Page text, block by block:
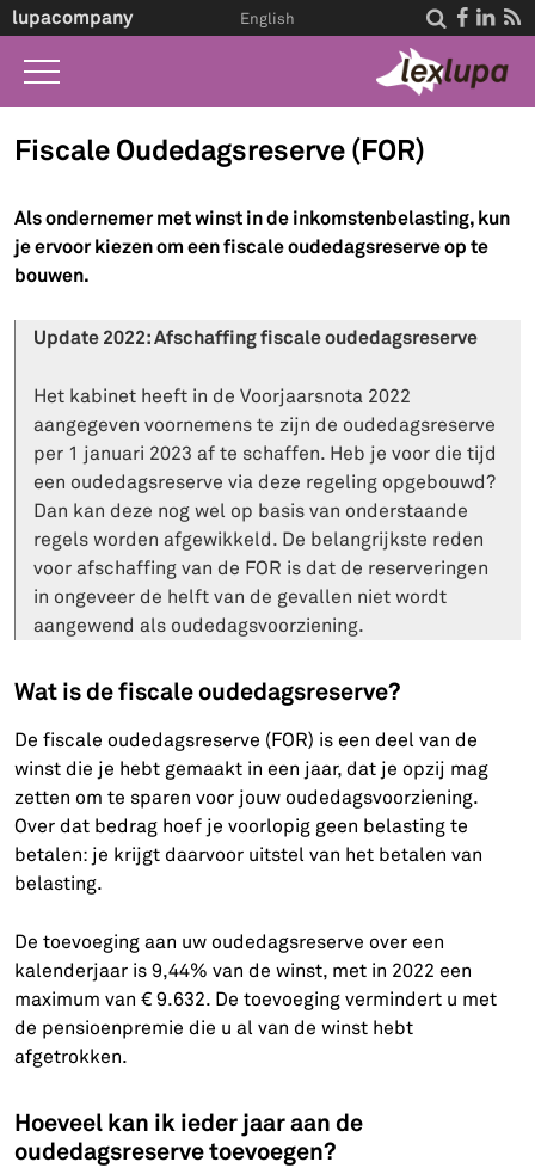
lupacompany    
English
Wet A-Z
Over ons
Fiscale Oudedagsreserve (FOR)
Als ondernemer met winst in de inkomstenbelasting, kun
je ervoor kiezen om een fiscale oudedagsreserve op te
bouwen.
Update 2022: Afschaffing fiscale oudedagsreserve
Het kabinet heeft in de Voorjaarsnota 2022
aangegeven voornemens te zijn de oudedagsreserve
per 1 januari 2023 af te schaffen. Heb je voor die tijd
een oudedagsreserve via deze regeling opgebouwd?
Dan kan deze nog wel op basis van onderstaande
regels worden afgewikkeld. De belangrijkste reden
voor afschaffing van de FOR is dat de reserveringen
in ongeveer de helft van de gevallen niet wordt
aangewend als oudedagsvoorziening.
Wat is de fiscale oudedagsreserve?
De fiscale oudedagsreserve (FOR) is een deel van de
winst die je hebt gemaakt in een jaar, dat je opzij mag
zetten om te sparen voor jouw oudedagsvoorziening.
Over dat bedrag hoef je voorlopig geen belasting te
betalen: je krijgt daarvoor uitstel van het betalen van
belasting.
De toevoeging aan uw oudedagsreserve over een
kalenderjaar is 9,44% van de winst, met in 2022 een
maximum van € 9.632. De toevoeging vermindert u met
de pensioenpremie die u al van de winst hebt
afgetrokken.
Hoeveel kan ik ieder jaar aan de
oudedagsreserve toevoegen?